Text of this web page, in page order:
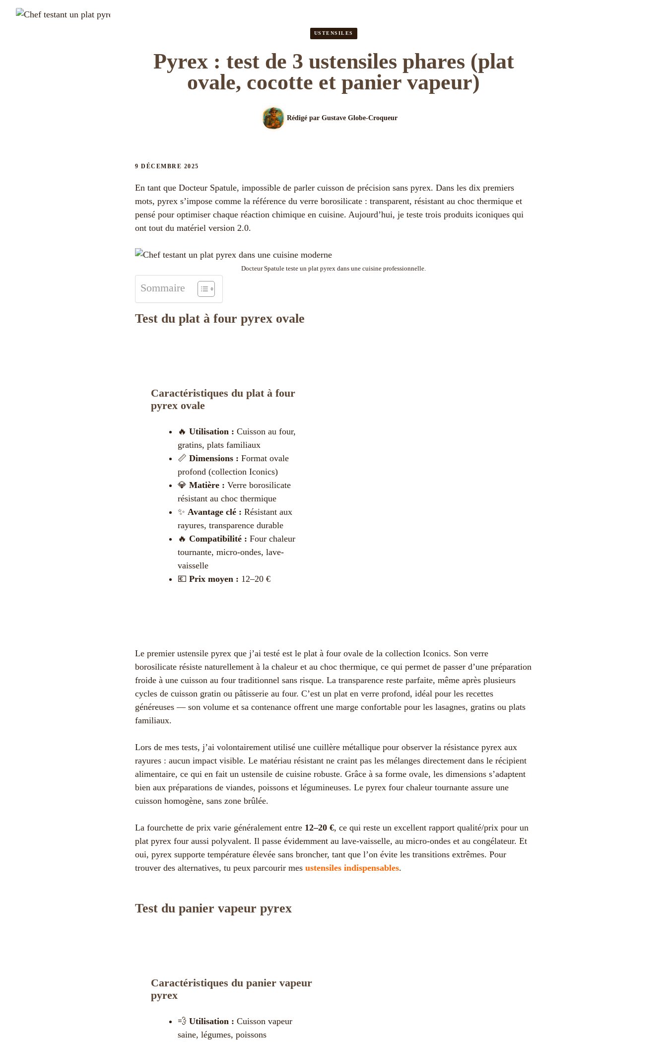
USTENSILES
Pyrex : test de 3 ustensiles phares (plat
ovale, cocotte et panier vapeur)
Rédigé par Gustave Globe-Croqueur
9 DÉCEMBRE 2025
En tant que Docteur Spatule, impossible de parler cuisson de précision sans pyrex. Dans les dix premiers
mots, pyrex s’impose comme la référence du verre borosilicate : transparent, résistant au choc thermique et
pensé pour optimiser chaque réaction chimique en cuisine. Aujourd’hui, je teste trois produits iconiques qui
ont tout du matériel version 2.0.
Docteur Spatule teste un plat pyrex dans une cuisine professionnelle.
Sommaire
Test du plat à four pyrex ovale
Caractéristiques du plat à four
pyrex ovale
🔥 Utilisation : Cuisson au four,
gratins, plats familiaux
📏 Dimensions : Format ovale
profond (collection Iconics)
💎 Matière : Verre borosilicate
résistant au choc thermique
✨ Avantage clé : Résistant aux
rayures, transparence durable
🔥 Compatibilité : Four chaleur
tournante, micro-ondes, lave-
vaisselle
💶 Prix moyen : 12–20 €
Le premier ustensile pyrex que j’ai testé est le plat à four ovale de la collection Iconics. Son verre
borosilicate résiste naturellement à la chaleur et au choc thermique, ce qui permet de passer d’une préparation
froide à une cuisson au four traditionnel sans risque. La transparence reste parfaite, même après plusieurs
cycles de cuisson gratin ou pâtisserie au four. C’est un plat en verre profond, idéal pour les recettes
généreuses — son volume et sa contenance offrent une marge confortable pour les lasagnes, gratins ou plats
familiaux.
Lors de mes tests, j’ai volontairement utilisé une cuillère métallique pour observer la résistance pyrex aux
rayures : aucun impact visible. Le matériau résistant ne craint pas les mélanges directement dans le récipient
alimentaire, ce qui en fait un ustensile de cuisine robuste. Grâce à sa forme ovale, les dimensions s’adaptent
bien aux préparations de viandes, poissons et légumineuses. Le pyrex four chaleur tournante assure une
cuisson homogène, sans zone brûlée.
La fourchette de prix varie généralement entre 12–20 €, ce qui reste un excellent rapport qualité/prix pour un
plat pyrex four aussi polyvalent. Il passe évidemment au lave-vaisselle, au micro-ondes et au congélateur. Et
oui, pyrex supporte température élevée sans broncher, tant que l’on évite les transitions extrêmes. Pour
trouver des alternatives, tu peux parcourir mes ustensiles indispensables.
Test du panier vapeur pyrex
Caractéristiques du panier vapeur
pyrex
💨 Utilisation : Cuisson vapeur
saine, légumes, poissons